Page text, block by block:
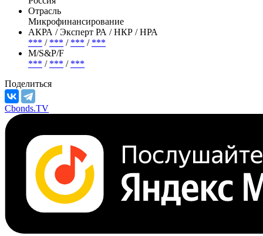
Полное название
ООО МФК "ЗАЙМЕР"
Страна регистрации
Россия
Отрасль
Микрофинансирование
***/***
М/S&P/F
***/
Поделиться
Cbonds.TV